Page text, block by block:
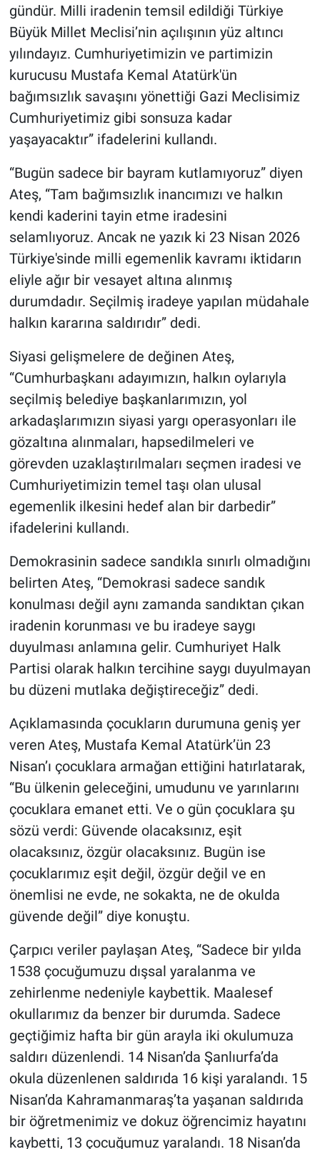
gündür. Milli iradenin temsil edildiği Türkiye
Büyük Millet Meclisi’nin açılışının yüz altıncı
yılındayız. Cumhuriyetimizin ve partimizin
kurucusu Mustafa Kemal Atatürk'ün
bağımsızlık savaşını yönettiği Gazi Meclisimiz
Cumhuriyetimiz gibi sonsuza kadar
yaşayacaktır” ifadelerini kullandı.
“Bugün sadece bir bayram kutlamıyoruz” diyen
Ateş, “Tam bağımsızlık inancımızı ve halkın
kendi kaderini tayin etme iradesini
selamlıyoruz. Ancak ne yazık ki 23 Nisan 2026
Türkiye'sinde milli egemenlik kavramı iktidarın
eliyle ağır bir vesayet altına alınmış
durumdadır. Seçilmiş iradeye yapılan müdahale
halkın kararına saldırıdır” dedi.
Siyasi gelişmelere de değinen Ateş,
“Cumhurbaşkanı adayımızın, halkın oylarıyla
seçilmiş belediye başkanlarımızın, yol
arkadaşlarımızın siyasi yargı operasyonları ile
gözaltına alınmaları, hapsedilmeleri ve
görevden uzaklaştırılmaları seçmen iradesi ve
Cumhuriyetimizin temel taşı olan ulusal
egemenlik ilkesini hedef alan bir darbedir”
ifadelerini kullandı.
Demokrasinin sadece sandıkla sınırlı olmadığını
belirten Ateş, “Demokrasi sadece sandık
konulması değil aynı zamanda sandıktan çıkan
iradenin korunması ve bu iradeye saygı
duyulması anlamına gelir. Cumhuriyet Halk
Partisi olarak halkın tercihine saygı duyulmayan
bu düzeni mutlaka değiştireceğiz” dedi.
Açıklamasında çocukların durumuna geniş yer
veren Ateş, Mustafa Kemal Atatürk’ün 23
Nisan’ı çocuklara armağan ettiğini hatırlatarak,
“Bu ülkenin geleceğini, umudunu ve yarınlarını
çocuklara emanet etti. Ve o gün çocuklara şu
sözü verdi: Güvende olacaksınız, eşit
olacaksınız, özgür olacaksınız. Bugün ise
çocuklarımız eşit değil, özgür değil ve en
önemlisi ne evde, ne sokakta, ne de okulda
güvende değil” diye konuştu.
Çarpıcı veriler paylaşan Ateş, “Sadece bir yılda
1538 çocuğumuzu dışsal yaralanma ve
zehirlenme nedeniyle kaybettik. Maalesef
okullarımız da benzer bir durumda. Sadece
geçtiğimiz hafta bir gün arayla iki okulumuza
saldırı düzenlendi. 14 Nisan’da Şanlıurfa’da
okula düzenlenen saldırıda 16 kişi yaralandı. 15
Nisan’da Kahramanmaraş’ta yaşanan saldırıda
bir öğretmenimiz ve dokuz öğrencimiz hayatını
kaybetti, 13 çocuğumuz yaralandı. 18 Nisan’da